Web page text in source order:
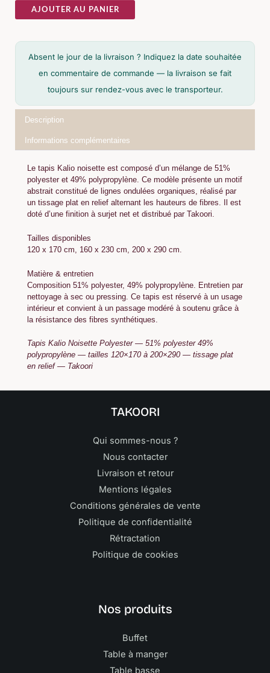
AJOUTER AU PANIER
Absent le jour de la livraison ? Indiquez la date souhaitée
en commentaire de commande — la livraison se fait
toujours sur rendez-vous avec le transporteur.
Description
Informations complémentaires
Le tapis Kalio noisette est composé d’un mélange de 51%
polyester et 49% polypropylène. Ce modèle présente un motif
abstrait constitué de lignes ondulées organiques, réalisé par
un tissage plat en relief alternant les hauteurs de fibres. Il est
doté d’une finition à surjet net et distribué par Takoori.
Tailles disponibles
120 x 170 cm, 160 x 230 cm, 200 x 290 cm.
Matière & entretien
Composition 51% polyester, 49% polypropylène. Entretien par
nettoyage à sec ou pressing. Ce tapis est réservé à un usage
intérieur et convient à un passage modéré à soutenu grâce à
la résistance des fibres synthétiques.
Tapis Kalio Noisette Polyester — 51% polyester 49%
polypropylène — tailles 120×170 à 200×290 — tissage plat
en relief — Takoori
TAKOORI
Qui sommes-nous ?
Nous contacter
Livraison et retour
Mentions légales
Conditions générales de vente
Politique de confidentialité
Rétractation
Politique de cookies
Nos produits
Buffet
Table à manger